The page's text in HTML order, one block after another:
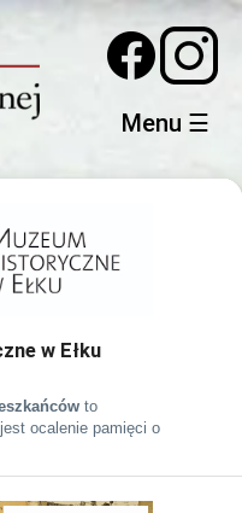
Menu ☰
w Ełku
to
ocalenie pamięci o